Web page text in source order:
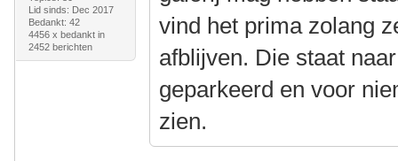
Lid sinds: Dec 2017
Bedankt: 42
4456 x bedankt in
2452 berichten
vind het prima zolang
afblijven. Die staat
geparkeerd en voor
zien.